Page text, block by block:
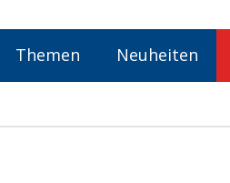
Themen Neuheiten